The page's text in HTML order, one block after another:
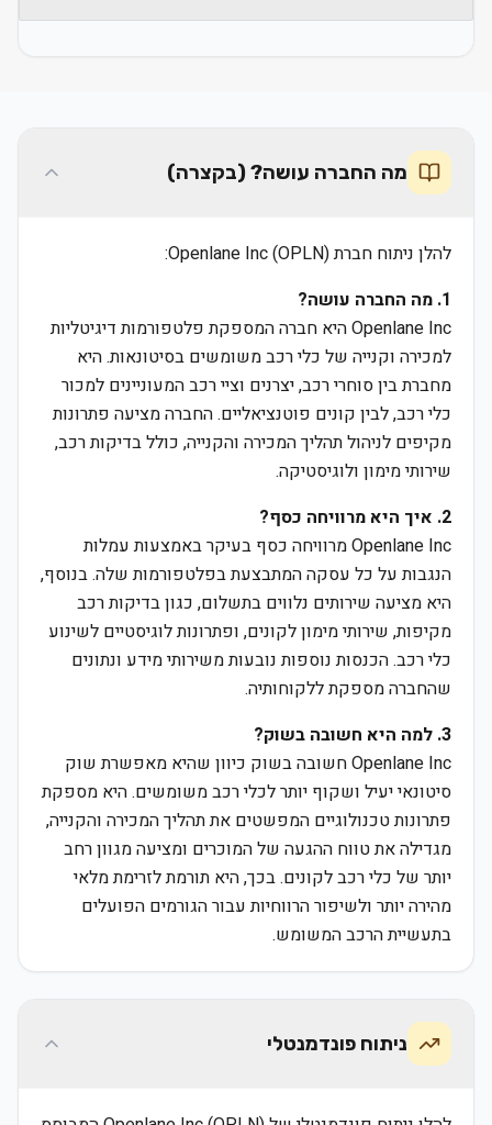
מה החברה עושה? (בקצרה)
להלן ניתוח חברת Openlane Inc (OPLN):
1. מה החברה עושה?
Openlane Inc היא חברה המספקת פלטפורמות דיגיטליות
למכירה וקנייה של כלי רכב משומשים בסיטונאות. היא
מחברת בין סוחרי רכב, יצרנים וציי רכב המעוניינים למכור
כלי רכב, לבין קונים פוטנציאליים. החברה מציעה פתרונות
מקיפים לניהול תהליך המכירה והקנייה, כולל בדיקות רכב,
שירותי מימון ולוגיסטיקה.
2. איך היא מרוויחה כסף?
Openlane Inc מרוויחה כסף בעיקר באמצעות עמלות
הנגבות על כל עסקה המתבצעת בפלטפורמות שלה. בנוסף,
היא מציעה שירותים נלווים בתשלום, כגון בדיקות רכב
מקיפות, שירותי מימון לקונים, ופתרונות לוגיסטיים לשינוע
כלי רכב. הכנסות נוספות נובעות משירותי מידע ונתונים
שהחברה מספקת ללקוחותיה.
3. למה היא חשובה בשוק?
Openlane Inc חשובה בשוק כיוון שהיא מאפשרת שוק
סיטונאי יעיל ושקוף יותר לכלי רכב משומשים. היא מספקת
פתרונות טכנולוגיים המפשטים את תהליך המכירה והקנייה,
מגדילה את טווח ההגעה של המוכרים ומציעה מגוון רחב
יותר של כלי רכב לקונים. בכך, היא תורמת לזרימת מלאי
מהירה יותר ולשיפור הרווחיות עבור הגורמים הפועלים
בתעשיית הרכב המשומש.
ניתוח פונדמנטלי